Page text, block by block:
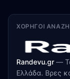
ΧΟΡΗΓΟΊ
Randevu.gr —
Ελλάδα. Βρες